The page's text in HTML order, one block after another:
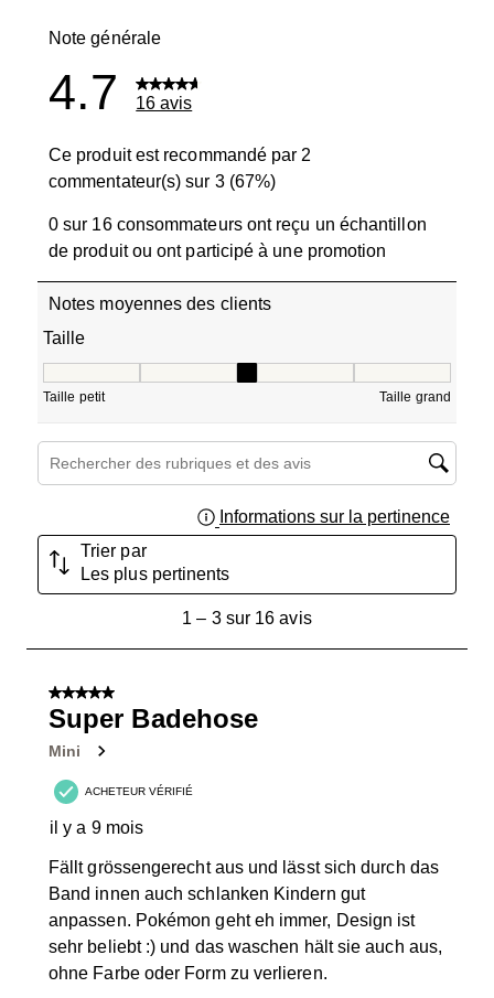
Note générale
4.7 16 avis
Ce produit est recommandé par 2
commentateur(s) sur 3 (67%)
0 sur 16 consommateurs ont reçu un échantillon
de produit ou ont participé à une promotion
Notes moyennes des clients
Taille
Taille petit Taille grand
Zone de recherche de sujet et d'avis
Informations sur la pertinence
Trier par
Les plus pertinents
sur
avis.
1 – 3 sur 16 avis
5 sur 5 étoiles.
Super Badehose
Mini
ACHETEUR VÉRIFIÉ
il y a 9 mois
Fällt grössengerecht aus und lässt sich durch das
Band innen auch schlanken Kindern gut
anpassen. Pokémon geht eh immer, Design ist
sehr beliebt :) und das waschen hält sie auch aus,
ohne Farbe oder Form zu verlieren.